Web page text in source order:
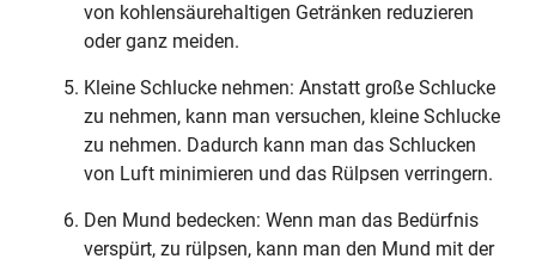
von kohlensäurehaltigen Getränken reduzieren
oder ganz meiden.
Kleine Schlucke nehmen: Anstatt große Schlucke
zu nehmen, kann man versuchen, kleine Schlucke
zu nehmen. Dadurch kann man das Schlucken
von Luft minimieren und das Rülpsen verringern.
Den Mund bedecken: Wenn man das Bedürfnis
verspürt, zu rülpsen, kann man den Mund mit der